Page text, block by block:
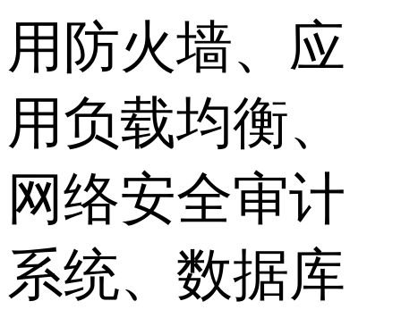
用防火墙、应
用负载均衡、
网络安全审计
系统、数据库